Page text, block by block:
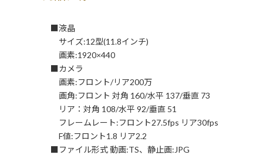
■液晶
サイズ:12型(11.8インチ)
画素:1920×440
■カメラ
画素:フロント/リア200万
画角:フロント 対角 160/水平 137/垂直 73
リア：対角 108/水平 92/垂直 51
フレームレート:フロント27.5fps リア30fps
F値:フロント1.8 リア2.2
■ファイル形式 動画:TS、静止画:JPG